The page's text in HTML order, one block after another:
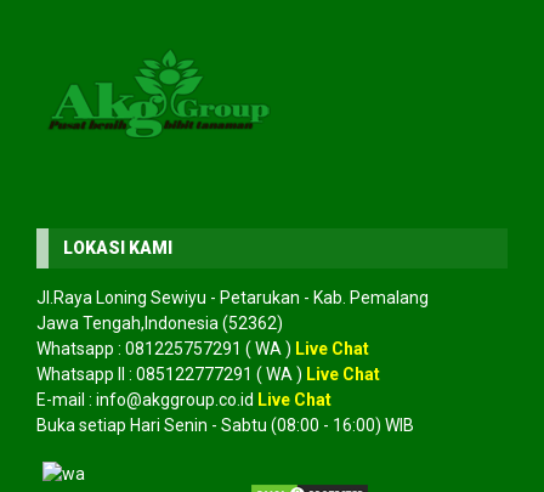
LOKASI KAMI
Jl.Raya Loning Sewiyu - Petarukan - Kab. Pemalang
Jawa Tengah,Indonesia (52362)
Whatsapp : 081225757291 ( WA ) Live Chat
Whatsapp II : 085122777291 ( WA ) Live Chat
E-mail : info@akggroup.co.id Live Chat
Buka setiap Hari Senin - Sabtu (08:00 - 16:00) WIB